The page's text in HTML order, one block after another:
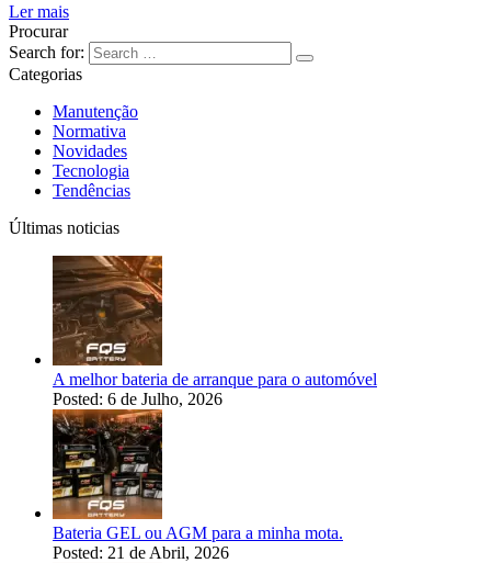
Ler mais
Procurar
Search for:
Categorias
Manutenção
Normativa
Novidades
Tecnologia
Tendências
Últimas noticias
A melhor bateria de arranque para o automóvel
Posted: 6 de Julho, 2026
Bateria GEL ou AGM para a minha mota.
Posted: 21 de Abril, 2026